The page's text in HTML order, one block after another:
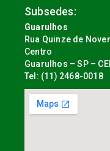
Subsedes:
Guarulhos
Rua Quinze de
Centro
Guarulhos – SP –
Tel: (11) 2468-0018